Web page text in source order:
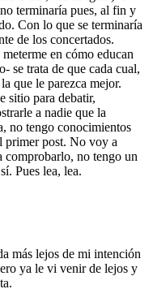
terminaría pues, al fin y
Con lo que se terminaría
de los concertados.
en cómo educan
se trata de que cada cual,
que le parezca mejor.
sitio para debatir,
a nadie que la
no tengo conocimientos
primer post. No voy a
comprobarlo, no tengo un
Pues lea, lea.
más lejos de mi intención
ya le vi venir de lejos y